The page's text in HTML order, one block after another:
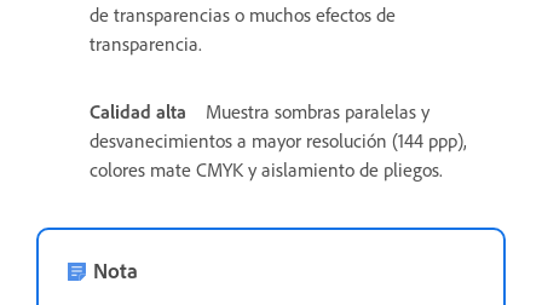
de transparencias o muchos efectos de
transparencia.
Calidad alta
Muestra sombras paralelas y
desvanecimientos a mayor resolución (144 ppp),
colores mate CMYK y aislamiento de pliegos.
Nota